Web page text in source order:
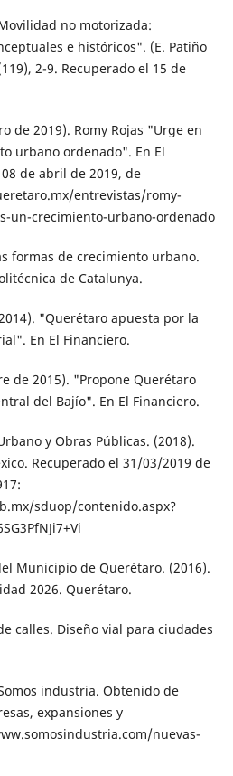
no motorizada:
e históricos". (E. Patiño
2-9. Recuperado el 15 de
de 2019). Romy Rojas "Urge en
urbano ordenado". En El
de abril de 2019, de
entrevistas/romy-
un-creci­miento-urbano-ordenado
formas de creci­miento urbano.
de Catalunya.
"Querétaro apuesta por la
En El Financiero.
de 2015). "Propone Querétaro
del Bajío". En El Financiero.
y Obras Públi­cas. (2018).
Recuperado el 31/03/2019 de
sduop/contenido.aspx?
Municipio de Que­rétaro. (2016).
2026. Querétaro.
calles. Diseño vial para ciudades
industria. Obtenido de
expansiones y
nuevas-